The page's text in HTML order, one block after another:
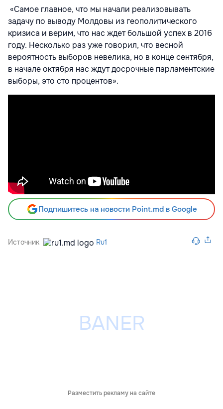
«Самое главное, что мы начали реализовывать
задачу по выводу Молдовы из геополитического
кризиса и верим, что нас ждет большой успех в 2016
году. Несколько раз уже говорил, что весной
вероятность выборов невелика, но в конце сентября,
в начале октября нас ждут досрочные парламентские
выборы, это сто процентов».
Подпишитесь на новости Point.md в Google
Источник Ru1
Разместить рекламу на сайте